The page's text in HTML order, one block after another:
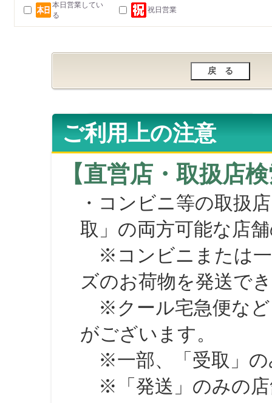
本日営業してい
る
祝日営業
ご利用上の注意
【直営店・取扱店
・コンビニ等の取扱
取」の両方可能な店
※コンビニまたは一
ズのお荷物を発送で
※クール宅急便など
がございます。
※一部、「受取」の
※「発送」のみの店